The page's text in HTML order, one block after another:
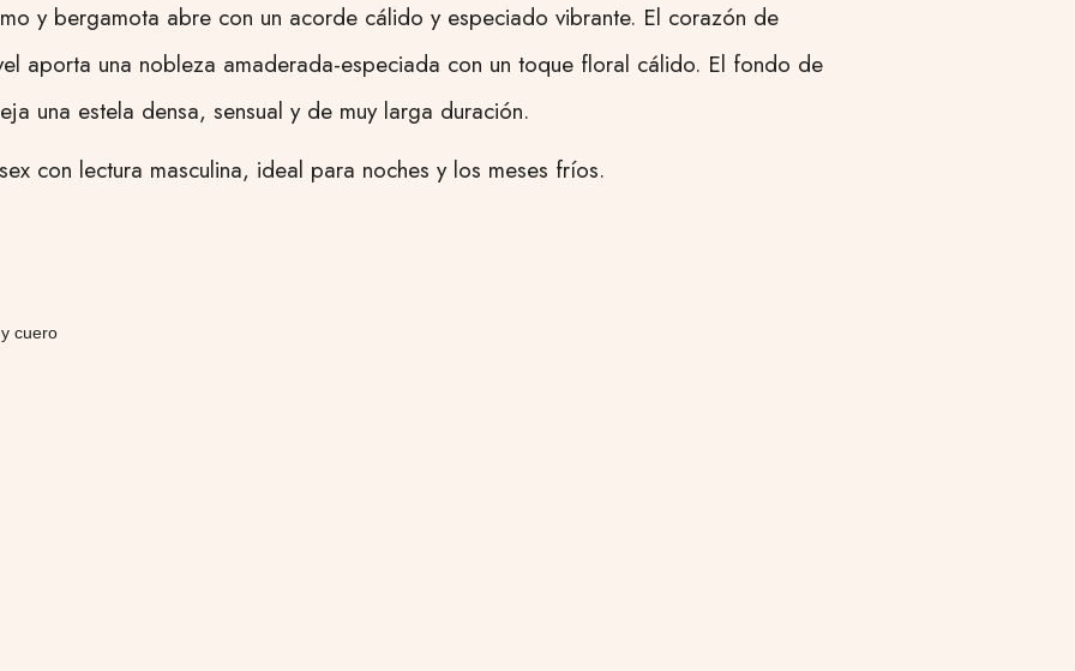
y bergamota abre con un acorde cálido y especiado vibrante. El corazón de
aporta una nobleza amaderada-especiada con un toque floral cálido. El fondo de
una estela densa, sensual y de muy larga duración.
con lectura masculina, ideal para noches y los meses fríos.
cuero